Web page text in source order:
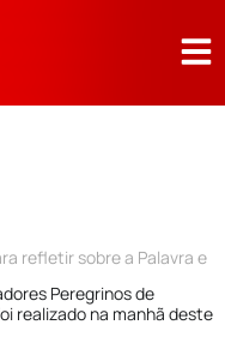
refletir sobre a Palavra e
Peregrinos de
realizado na manhã deste